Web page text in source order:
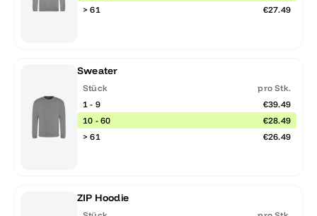
> 61
€27.49
Sweater
Stück
pro Stk.
1 - 9
€39.49
10 - 60
€28.49
> 61
€26.49
ZIP Hoodie